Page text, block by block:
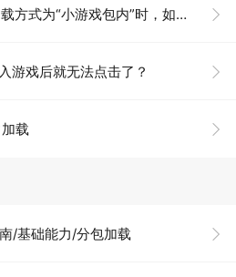
内”时，如何加载StreamingAssets中资源？
游戏后就无法点击了？
载
/基础能力/分包加载